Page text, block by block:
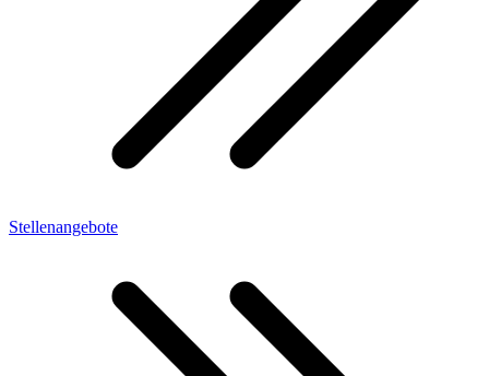
Stellenangebote